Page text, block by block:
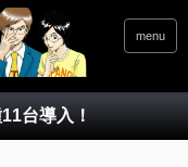
menu
台導入！